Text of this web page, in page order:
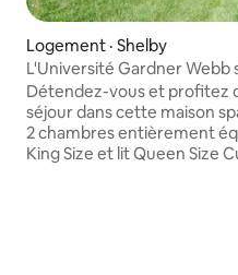
Logement · Shelby
L'Université Gardner Webb
seulement un demi-mille.
Détendez-vous et profitez
séjour dans cette maison
2 chambres entièrement
King Size et lit Queen Size